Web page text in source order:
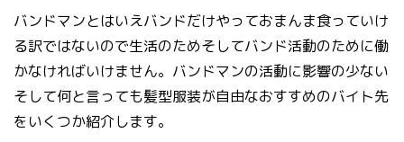
バンドマンとはいえバンドだけやっておまんま食っていけ
る訳ではないので生活のためそしてバンド活動のために働
かなければいけません。バンドマンの活動に影響の少ない
そして何と言っても髪型服装が自由なおすすめのバイト先
をいくつか紹介します。